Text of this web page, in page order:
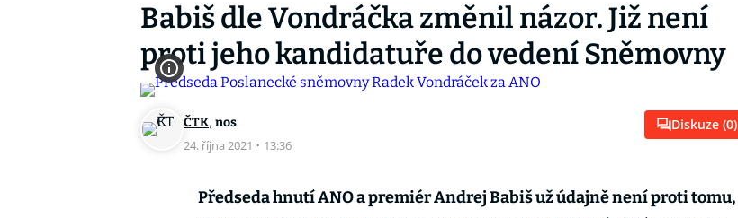
Babiš dle Vondráčka změnil názor. Již není
proti jeho kandidatuře do vedení Sněmovny
ČTK, nos
24. října 2021 · 13:36
Diskuze (0)
Předseda hnutí ANO a premiér Andrej Babiš už údajně není proti tomu,